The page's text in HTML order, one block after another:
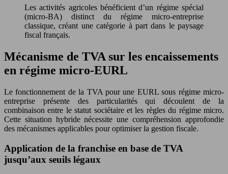
Les activités agricoles bénéficient d’un régime spécial
(micro-BA) distinct du régime micro-entreprise
classique, créant une catégorie à part dans le paysage
fiscal français.
Mécanisme de TVA sur les encaissements
en régime micro-EURL
Le fonctionnement de la TVA pour une EURL sous régime micro-
entreprise présente des particularités qui découlent de la
combinaison entre le statut sociétaire et les règles du régime micro.
Cette situation hybride nécessite une compréhension approfondie
des mécanismes applicables pour optimiser la gestion fiscale.
Application de la franchise en base de TVA
jusqu’aux seuils légaux